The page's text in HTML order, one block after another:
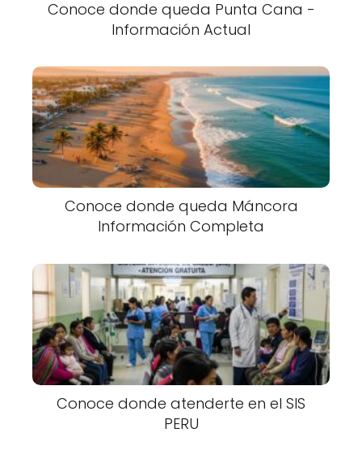
Conoce donde queda Punta Cana -
Información Actual
Conoce donde queda Máncora
Información Completa
Conoce donde atenderte en el SIS
PERU